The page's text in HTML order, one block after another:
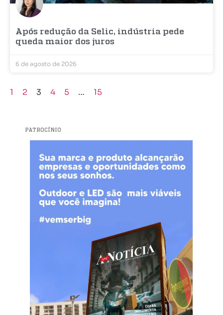
Após redução da Selic, indústria pede
queda maior dos juros
6 de agosto de 2026
1 2 3 4 5 … 15
PATROCÍNIO